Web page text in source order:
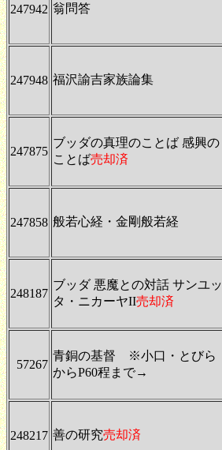
247942 翁問答
247948 福沢諭吉家族論集
247875
ブッダの真理のことば 感興の
ことば売却済
247858 般若心経・金剛般若経
248187
ブッダ 悪魔との対話 サンユッ
タ・ニカーヤII売却済
57267
青銅の基督 ※小口・とびら
からP60程まで→
248217 善の研究売却済